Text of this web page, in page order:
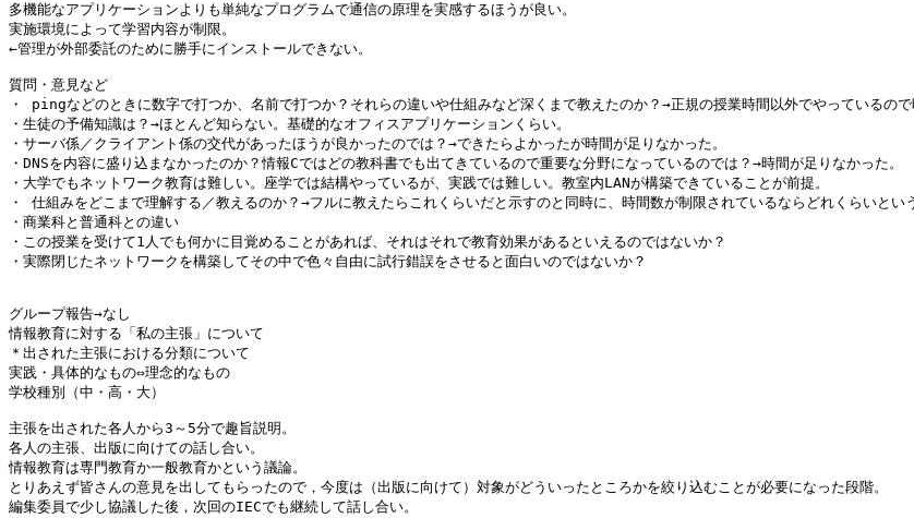
多機能なアプリケーションよりも単純なプログラムで通信の原理を実感するほうが良い。
実施環境によって学習内容が制限。
←管理が外部委託のために勝手にインストールできない。
質問・意見など
・ pingなどのときに数字で打つか、名前で打つか？それらの違いや仕組みなど深くまで教えたのか？→正規の授業時間以外でやっているので
・生徒の予備知識は？→ほとんど知らない。基礎的なオフィスアプリケーションくらい。
・サーバ係／クライアント係の交代があったほうが良かったのでは？→できたらよかったが時間が足りなかった。
・DNSを内容に盛り込まなかったのか？情報Cではどの教科書でも出てきているので重要な分野になっているのでは？→時間が足りなかった。
・大学でもネットワーク教育は難しい。座学では結構やっているが、実践では難しい。教室内LANが構築できていることが前提。
・ 仕組みをどこまで理解する／教えるのか？→フルに教えたらこれくらいだと示すのと同時に、時間数が制限されているならどれくらいとい
・商業科と普通科との違い
・この授業を受けて1人でも何かに目覚めることがあれば、それはそれで教育効果があるといえるのではないか？
・実際閉じたネットワークを構築してその中で色々自由に試行錯誤をさせると面白いのではないか？
グループ報告→なし
情報教育に対する「私の主張」について
＊出された主張における分類について
実践・具体的なもの⇔理念的なもの
学校種別（中・高・大）
主張を出された各人から3～5分で趣旨説明。
各人の主張、出版に向けての話し合い。
情報教育は専門教育か一般教育かという議論。
とりあえず皆さんの意見を出してもらったので，今度は（出版に向けて）対象がどういったところかを絞り込むことが必要になった段階。
編集委員で少し協議した後，次回のIECでも継続して話し合い。